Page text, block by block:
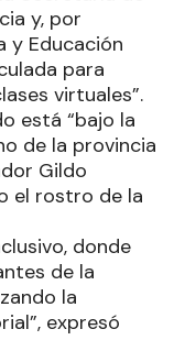
y, por
y Educación
para
virtuales”.
está “bajo la
de la provincia
Gildo
el rostro de la
donde
de la
la
expresó